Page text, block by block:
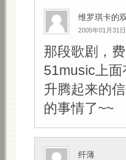
维罗琪卡的
2005年01月31
那段歌剧，
51music上
升腾起来的
的事情了~~
纤薄